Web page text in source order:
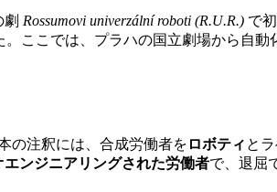
Rossumovi univerzální roboti (R.U.R.) で
ここでは、プラハの国立劇場から自動
の注釈には、合成労働者を ロボティ と
エンジニアリングされた労働者で、退屈